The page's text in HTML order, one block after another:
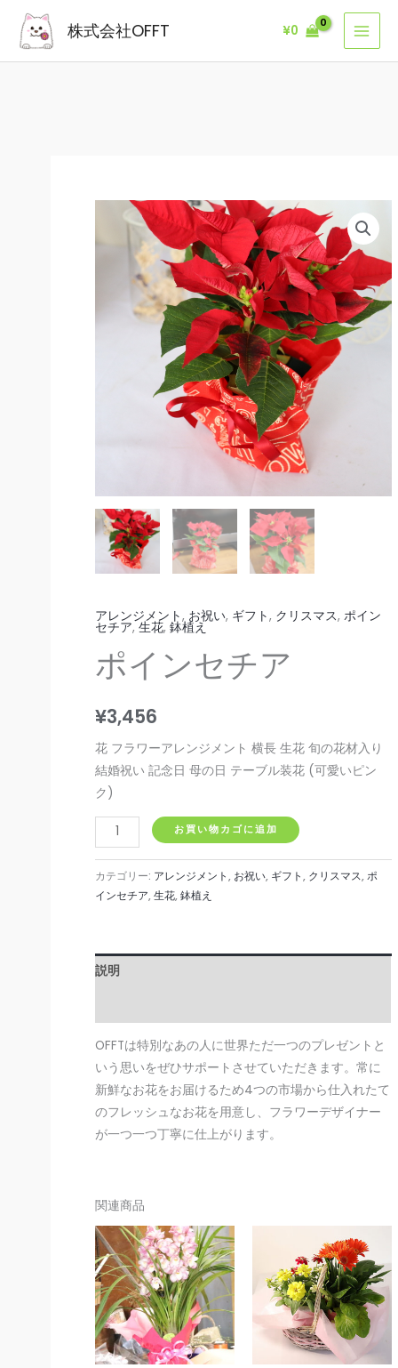
株式会社OFFT ¥0
アレンジメント, お祝い, ギフト, クリスマス,ポイン
セチア,生花,鉢植え
ポインセチア
¥3,456
花 フラワーアレンジメント 横長 生花 旬の花材入り
結婚祝い 記念日 母の日 テーブル装花 (可愛いピン
ク)
イ
ン
セ
個
お買い物カゴに追加
カテゴリー: アレンジメント, お祝い, ギフト, クリスマス,ポ
インセチア,生花,鉢植え
説明
OFFTは特別なあの人に世界ただ一つのプレゼントと
いう思いをぜひサポートさせていただきます。常に
新鮮なお花をお届けるため4つの市場から仕入れたて
のフレッシュなお花を用意し、フラワーデザイナー
が一つ一つ丁寧に仕上がります。
関連商品